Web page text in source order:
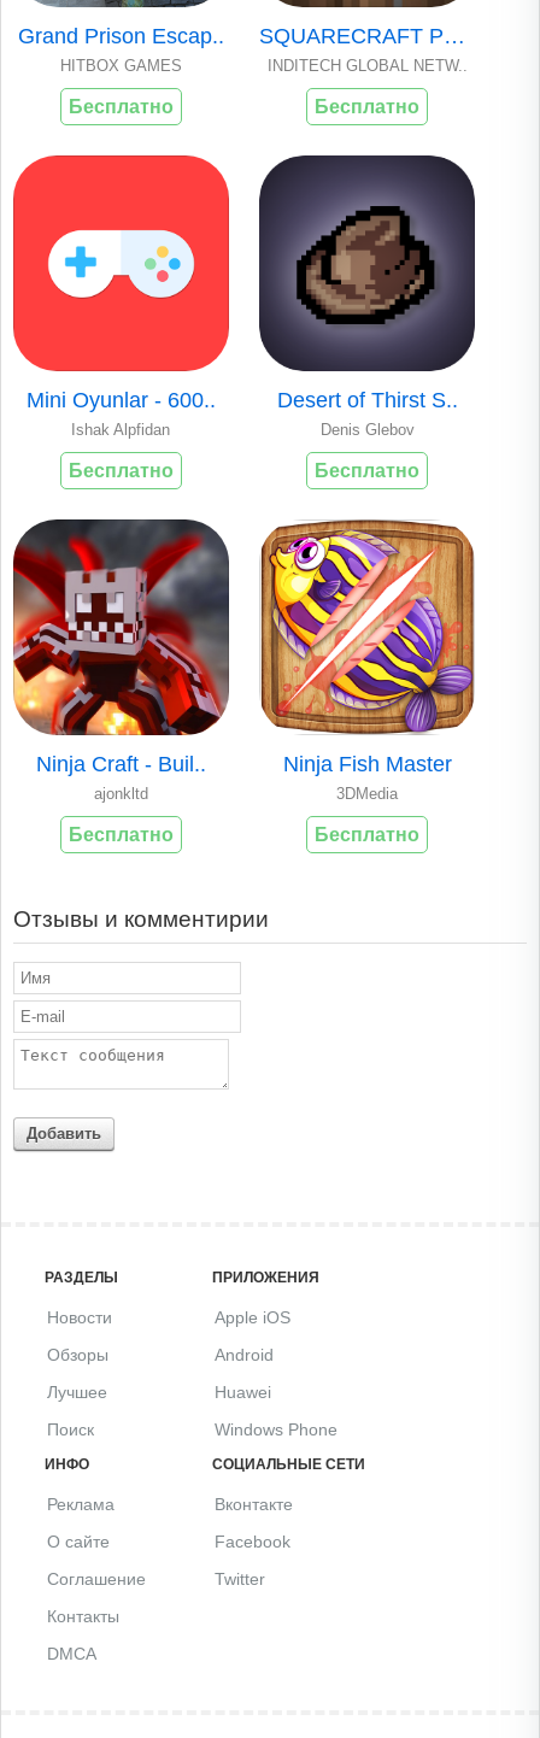
Grand Prison Escap..
HITBOX GAMES
Бесплатно
SQUARECRAFT PRO VE..
INDITECH GLOBAL NETW..
Бесплатно
Mini Oyunlar - 600..
Ishak Alpfidan
Бесплатно
Desert of Thirst S..
Denis Glebov
Бесплатно
Ninja Craft - Buil..
ajonkltd
Бесплатно
Ninja Fish Master
3DMedia
Бесплатно
Отзывы и комментирии
Добавить
РАЗДЕЛЫ
Новости
Обзоры
Лучшее
Поиск
ПРИЛОЖЕНИЯ
Apple iOS
Android
Huawei
Windows Phone
ИНФО
Реклама
О сайте
Соглашение
Контакты
DMCA
СОЦИАЛЬНЫЕ СЕТИ
Вконтакте
Facebook
Twitter